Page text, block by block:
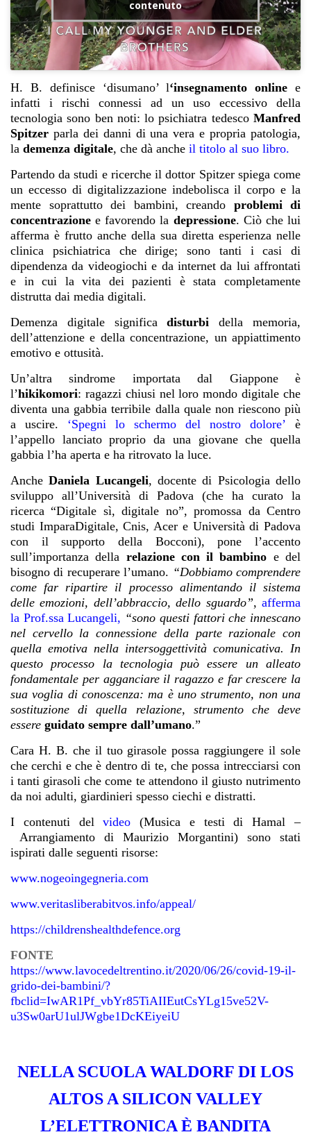
contenuto
H. B. definisce ‘disumano’ l‘insegnamento online e
infatti i rischi connessi ad un uso eccessivo della
tecnologia sono ben noti: lo psichiatra tedesco Manfred
Spitzer parla dei danni di una vera e propria patologia,
la demenza digitale, che dà anche il titolo al suo libro.
Partendo da studi e ricerche il dottor Spitzer spiega come
un eccesso di digitalizzazione indebolisca il corpo e la
mente soprattutto dei bambini, creando problemi di
concentrazione e favorendo la depressione. Ciò che lui
afferma è frutto anche della sua diretta esperienza nelle
clinica psichiatrica che dirige; sono tanti i casi di
dipendenza da videogiochi e da internet da lui affrontati
e in cui la vita dei pazienti è stata completamente
distrutta dai media digitali.
Demenza digitale significadisturbi della memoria,
dell’attenzione e della concentrazione, un appiattimento
emotivo e ottusità.
Un’altra sindrome importata dal Giappone è
l’hikikomori: ragazzi chiusi nel loro mondo digitale che
diventa una gabbia terribile dalla quale non riescono più
a uscire. ‘Spegni lo schermo del nostro dolore’
è
l’appello lanciato proprio da una giovane che quella
gabbia l’ha aperta e ha ritrovato la luce.
AncheDaniela Lucangeli, docente di Psicologia dello
sviluppo all’Università di Padova (che ha curato la
ricerca “Digitale sì, digitale no”, promossa da Centro
studi ImparaDigitale, Cnis, Acer e Università di Padova
con il supporto della Bocconi), pone l’accento
sull’importanza della relazione con il bambino e del
bisogno di recuperare l’umano. “Dobbiamo comprendere
come far ripartire il processo alimentando il sistema
delle emozioni, dell’abbraccio, dello sguardo”,afferma
la Prof.ssa Lucangeli, “sono questi fattori che innescano
nel cervello la connessione della parte razionale con
quella emotiva nella intersoggettività comunicativa. In
questo processo la tecnologia può essere un alleato
fondamentale per agganciare il ragazzo e far crescere la
sua voglia di conoscenza: ma è uno strumento, non una
sostituzione di quella relazione, strumento che deve
essere guidato sempre dall’umano.”
Cara H. B. che il tuo girasole possa raggiungere il sole
che cerchi e che è dentro di te, che possa intrecciarsi con
i tanti girasoli che come te attendono il giusto nutrimento
da noi adulti, giardinieri spesso ciechi e distratti.
I contenuti del
video
(Musica e testi di Hamal –
Arrangiamento di Maurizio Morgantini) sono stati
ispirati dalle seguenti risorse:
www.nogeoingegneria.com
www.veritasliberabitvos.info/appeal/
https://childrenshealthdefence.org
FONTE
https://www.lavocedeltrentino.it/2020/06/26/covid-19-il-
grido-dei-bambini/?
fbclid=IwAR1Pf_vbYr85TiAIIEutCsYLg15ve52V-
u3Sw0arU1ulJWgbe1DcKEiyeiU
NELLA SCUOLA WALDORF DI LOS
ALTOS A SILICON VALLEY
L’ELETTRONICA È BANDITA